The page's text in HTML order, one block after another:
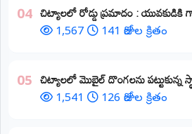
04 చిట్యాలలో రోడ్డు ప్రమాదం :
1,567 141 రోజుల క్రితం
05 చిట్యాలలో మొబైల్ దొంగలను పట్టుకున్న
1,541 126 రోజుల క్రితం